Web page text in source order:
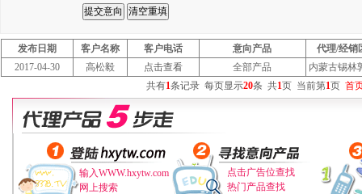
发布日期 客户名称 客户电话 意向产品
代理/经销
2017-04-30
高松毅 点击查看 全部产品
内蒙古锡林
共有1条记录 每页显示20条 共1页 当前第1页 首
输入WWW.hxytw.com
网上搜索
点击广告位查找
热门产品查找